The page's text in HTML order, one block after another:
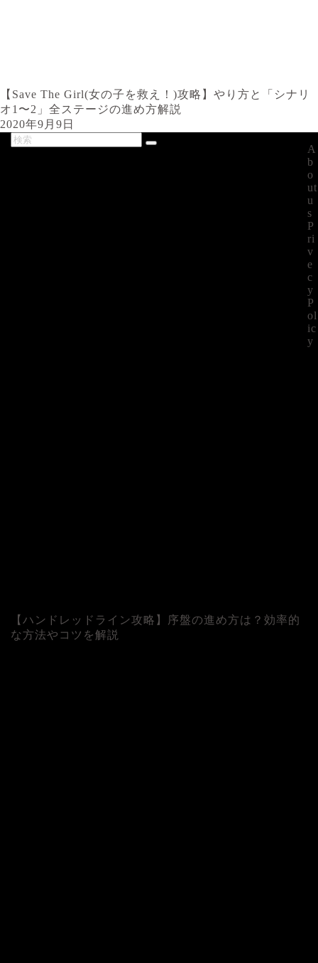
【Save The Girl(女の子を救え！)攻略】やり方と「シナリ
オ1〜2」全ステージの進め方解説
2020年9月9日
【ハンドレッドライン攻略】序盤の進め方は？効率的
な方法やコツを解説
A
b
o
ut
u
s
P
ri
v
e
c
y
P
ol
ic
y